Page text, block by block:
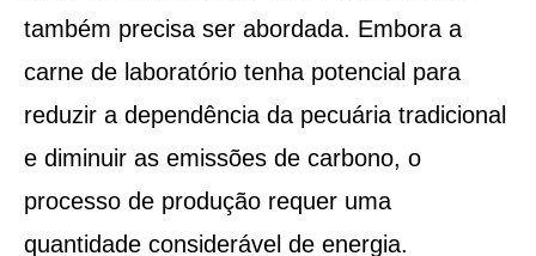
também precisa ser abordada. Embora a
carne de laboratório tenha potencial para
reduzir a dependência da pecuária tradicional
e diminuir as emissões de carbono, o
processo de produção requer uma
quantidade considerável de energia.